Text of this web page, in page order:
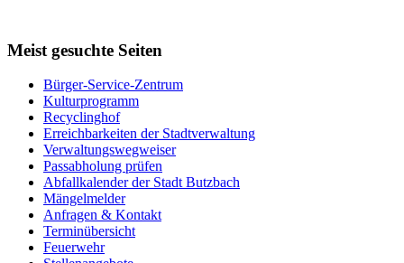
Meist gesuchte Seiten
Bürger-Service-Zentrum
Kulturprogramm
Recyclinghof
Erreichbarkeiten der Stadtverwaltung
Verwaltungswegweiser
Passabholung prüfen
Abfallkalender der Stadt Butzbach
Mängelmelder
Anfragen & Kontakt
Terminübersicht
Feuerwehr